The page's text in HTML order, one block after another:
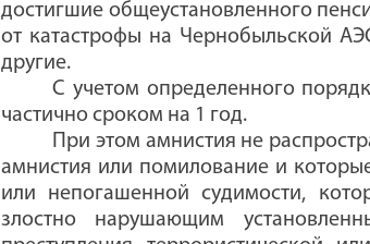
достигшие общеустановленного
от катастрофы на Чернобыльской
другие.
С учетом определенного
частично сроком на 1 год.
При этом амнистия не
амнистия или помилование и
или непогашенной судимости,
злостно нарушающим